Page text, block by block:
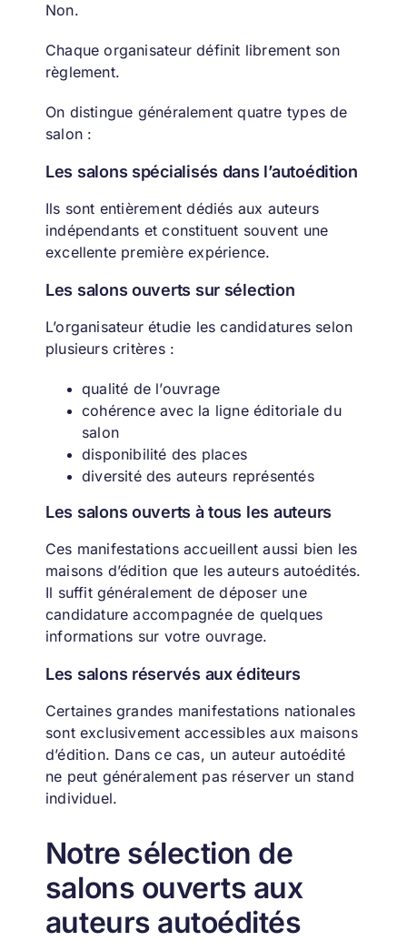
Non.
Chaque organisateur définit librement son
règlement.
On distingue généralement quatre types de
salon :
Les salons spécialisés dans l’autoédition
Ils sont entièrement dédiés aux auteurs
indépendants et constituent souvent une
excellente première expérience.
Les salons ouverts sur sélection
L’organisateur étudie les candidatures selon
plusieurs critères :
qualité de l’ouvrage
cohérence avec la ligne éditoriale du
salon
disponibilité des places
diversité des auteurs représentés
Les salons ouverts à tous les auteurs
Ces manifestations accueillent aussi bien les
maisons d’édition que les auteurs autoédités.
Il suffit généralement de déposer une
candidature accompagnée de quelques
informations sur votre ouvrage.
Les salons réservés aux éditeurs
Certaines grandes manifestations nationales
sont exclusivement accessibles aux maisons
d’édition. Dans ce cas, un auteur autoédité
ne peut généralement pas réserver un stand
individuel.
Notre sélection de
salons ouverts aux
auteurs autoédités